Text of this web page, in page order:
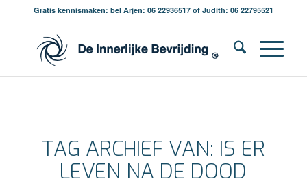
Gratis kennismaken: bel Arjen: 06 22936517 of Judith: 06 22795521
TAG ARCHIEF VAN: IS ER
LEVEN NA DE DOOD